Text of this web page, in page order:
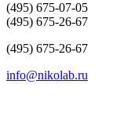
(495) 675-07-05
(495) 675-26-67
(495) 675-26-67
info@nikolab.ru